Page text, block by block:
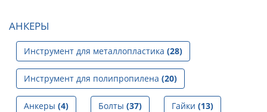
АНКЕРЫ
Инструмент для металлопластика (28)
Инструмент для полипропилена (20)
Анкеры (4) Болты (37) Гайки (13)